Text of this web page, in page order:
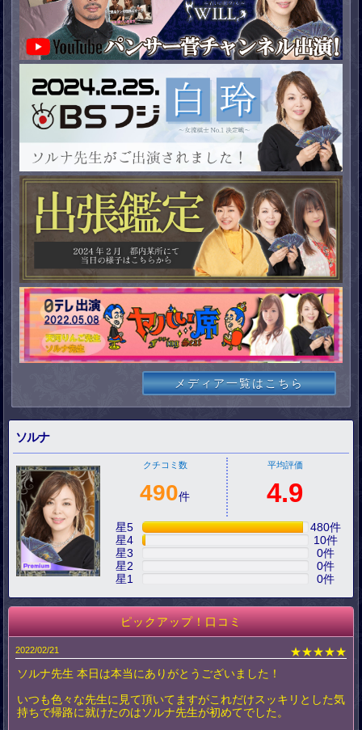
メディア一覧はこちら
ソルナ
クチコミ数
490件
平均評価
4.9
星5 480件
星4
10件
星3
0件
星2
0件
星1
0件
ピックアップ！口コミ
2022/02/21
★★★★★
ソルナ先生 本日は本当にありがとうございました！
いつも色々な先生に見て頂いてますがこれだけスッキリとした気
持ちで帰路に就けたのはソルナ先生が初めてでした。